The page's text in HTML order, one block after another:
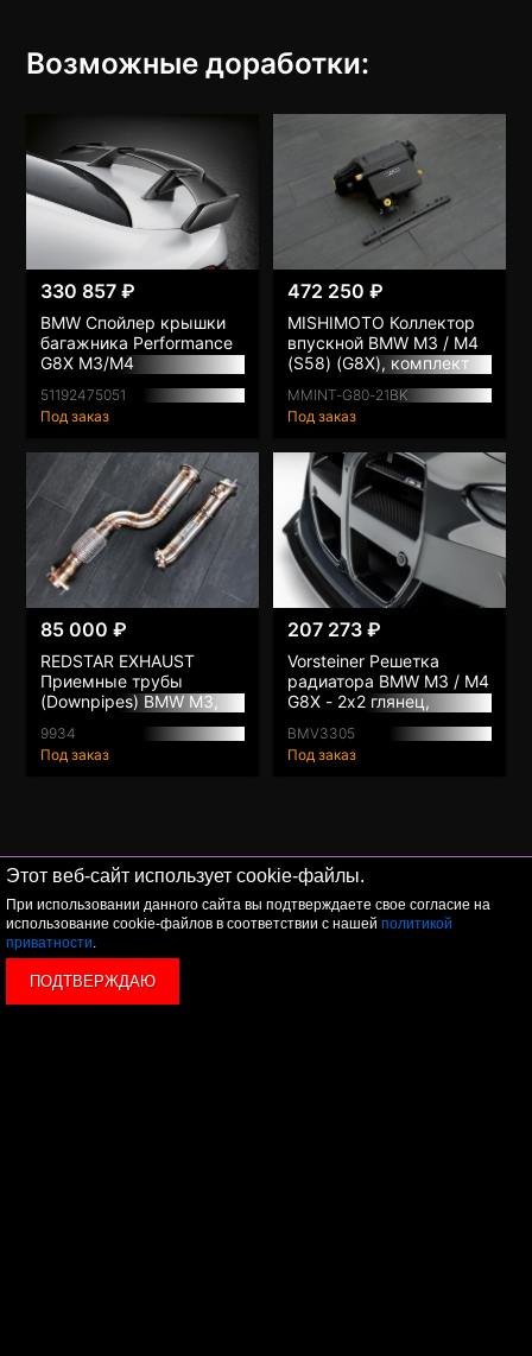
Этот веб-сайт использует cookie-файлы.
При использовании данного сайта вы подтверждаете свое согласие на
использование cookie-файлов в соответствии с нашей политикой
приватности.
ПОДТВЕРЖДАЮ
Возможные доработки:
330 857 ₽
BMW Спойлер крышки
багажника Performance
G8X M3/M4
51192475051
Под заказ
472 250 ₽
MISHIMOTO Коллектор
впускной BMW M3 / M4
(S58) (G8X), комплект
MMINT-G80-21BK
Под заказ
85 000 ₽
REDSTAR EXHAUST
Приемные трубы
(Downpipes) BMW M3,
катализаторов
9934
Под заказ
207 273 ₽
Vorsteiner Решетка
радиатора BMW M3 / M4
G8X - 2x2 глянец,
BMV3305
Под заказ